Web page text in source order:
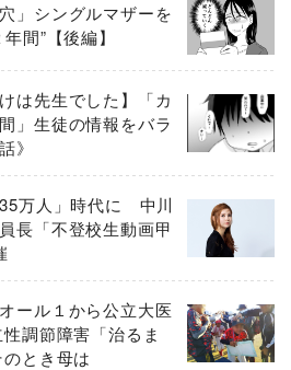
」シングルマザーを
間”【後編】
は先生でした】「カ
」生徒の情報をバラ
》
万人」時代に 中川
長「不登校生動画甲
ール１から公立大医
調節障害「治るま
とき母は